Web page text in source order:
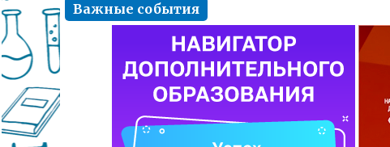
Важные события